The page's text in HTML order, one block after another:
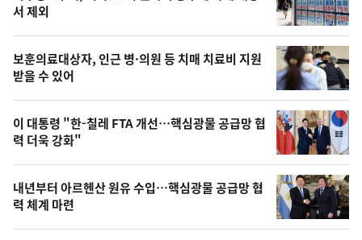
늘
의
영
상
오
늘
의
사
진
서 제외
보훈의료대상자, 인근 병·의원 등 치매 치료비 지원
받을 수 있어
이 대통령 "한-칠레 FTA 개선…핵심광물 공급망 협
력 더욱 강화"
내년부터 아르헨산 원유 수입…핵심광물 공급망 협
력 체계 마련